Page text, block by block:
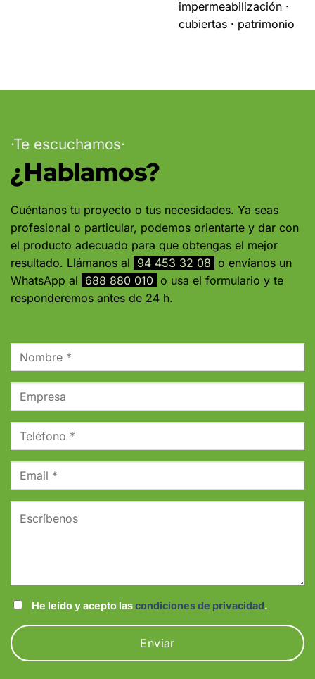
impermeabilización ·
cubiertas · patrimonio
·Te escuchamos·
¿Hablamos?
Cuéntanos tu proyecto o tus necesidades. Ya seas
profesional o particular, podemos orientarte y dar con
el producto adecuado para que obtengas el mejor
resultado. Llámanos al 94 453 32 08 o envíanos un
WhatsApp al 688 880 010 o usa el formulario y te
responderemos antes de 24 h.
He leído y acepto lascondiciones de privacidad.